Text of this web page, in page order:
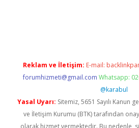
Reklam ve İletişim: E-mail:
forumhizmeti@gmail.com Whatsapp:
@karabul
Yasal Uyarı: Sitemiz, 5651 Sayılı Kanun
ve İletişim Kurumu (BTK) tarafından
olarak hizmet vermektedir. Bu nedenle,